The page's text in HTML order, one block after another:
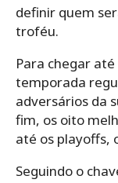
definir quem
troféu.
Para chegar
temporada
adversários da
fim, os oito
até os playoffs,
Seguindo o